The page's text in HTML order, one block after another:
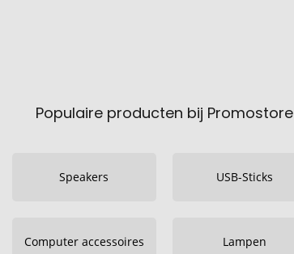
Populaire producten bij Promostore
Speakers USB-Sticks
Computer accessoires Lampen